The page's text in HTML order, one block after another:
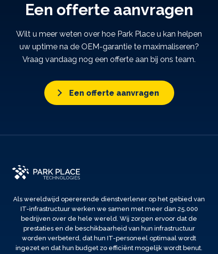
Een offerte aanvragen
Wilt u meer weten over hoe Park Place u kan helpen
uw uptime na de OEM-garantie te maximaliseren?
Vraag vandaag nog een offerte aan bij ons team.
Een offerte aanvragen
Als wereldwijd opererende dienstverlener op het gebied van
IT-infrastructuur werken we samen met meer dan 25.000
bedrijven over de hele wereld. Wij zorgen ervoor dat de
prestaties en de beschikbaarheid van hun infrastructuur
worden verbeterd, dat hun IT-personeel optimaal wordt
ingezet en dat hun budget zo efficiënt mogelijk wordt benut.